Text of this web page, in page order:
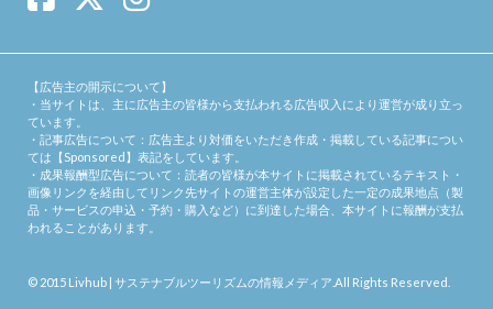
【広告主の開示について】
・当サイトは、主に広告主の皆様から支払われる広告収入により運営が成り立っ
ています。
・記事広告について：広告主より対価をいただき作成・掲載している記事につい
ては【Sponsored】表記をしています。
・成果報酬型広告について：読者の皆様が本サイトに掲載されているテキスト・
画像リンクを経由してリンク先サイトの運営主体が設定した一定の成果地点（製
品・サービスの申込・予約・購入など）に到達した場合、本サイトに報酬が支払
われることがあります。
© 2015 Livhub | サステナブルツーリズムの情報メディア .All Rights Reserved.